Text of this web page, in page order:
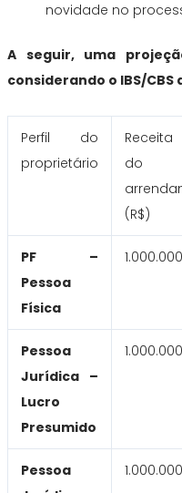
novidade no
A seguir, uma
considerando o IBS/CBS
Perfil do
proprietário
Receita
do
(R$)
PF –
Pessoa
Física
1.000.000
Pessoa
Jurídica –
Lucro
Presumido
1.000.000
Pessoa
1.000.000